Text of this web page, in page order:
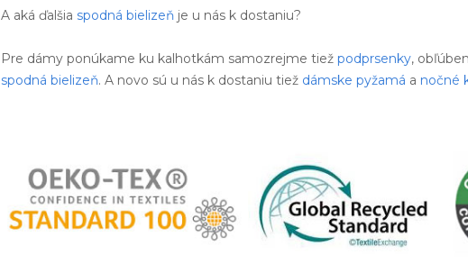
A aká ďalšia spodná bielizeň je u nás k dostaniu?
Pre dámy ponúkame ku kalhotkám samozrejme tiež podprsenky,
spodná bielizeň. A novo sú u nás k dostaniu tiež dámske pyžamá a nočné